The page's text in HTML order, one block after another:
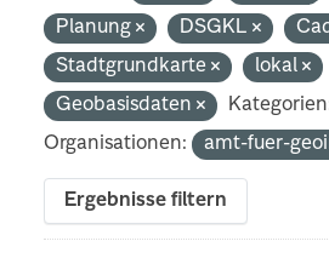
Planung
DSGKL
Stadtgrundkarte
lokal
Geobasisdaten
Organisationen:
amt-fuer-
Ergebnisse filtern